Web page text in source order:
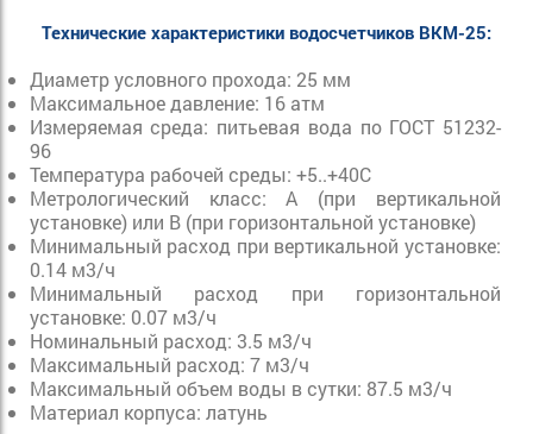
Технические характеристики водосчетчиков ВКМ-25:
Диаметр условного прохода: 25 мм
Максимальное давление: 16 атм
Измеряемая среда: питьевая вода по ГОСТ 51232-
96
Температура рабочей среды: +5..+40С
Метрологический класс: А (при вертикальной
установке) или В (при горизонтальной установке)
Минимальный расход при вертикальной установке:
0.14 м3/ч
Минимальный расход при горизонтальной
установке: 0.07 м3/ч
Номинальный расход: 3.5 м3/ч
Максимальный расход: 7 м3/ч
Максимальный объем воды в сутки: 87.5 м3/ч
Материал корпуса: латунь